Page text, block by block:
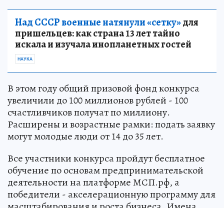
Над СССР военные натянули «сетку»для
пришельцев: как страна 13 лет тайно
искала и изучала инопланетных гостей
НАУКА
В этом году общий призовой фонд конкурса
увеличили до 100 миллионов рублей - 100
счастливчиков получат по миллиону.
Расширены и возрастные рамки: подать заявку
могут молодые люди от 14 до 35 лет.
Все участники конкурса пройдут бесплатное
обучение по основам предпринимательской
деятельности на платформе МСП.рф, а
победители - акселерационную программу для